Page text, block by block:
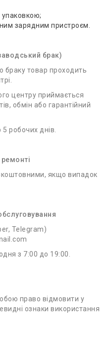
зарядним пристроєм.
брак)
браку товар проходить
центру приймається
обмін або гарантійний
робочих днів.
якщо випадок
Telegram)
з 7:00 до 19:00.
право відмовити у
ознаки використання